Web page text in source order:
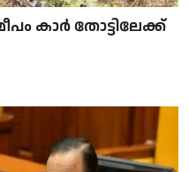
കാർ തോട്ടിലേക്ക്